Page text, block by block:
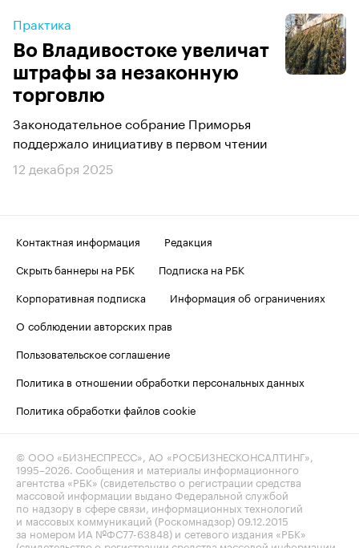
Практика
Во Владивостоке увеличат
штрафы за незаконную
торговлю
Законодательное собрание Приморья
поддержало инициативу в первом чтении
12 декабря 2025
Контактная информация
Редакция
Скрыть баннеры на РБК
Подписка на РБК
Корпоративная подписка
Информация об ограничениях
О соблюдении авторских прав
Пользовательское соглашение
Политика в отношении обработки персональных данных
Политика обработки файлов cookie
© ООО «БИЗНЕСПРЕСС», АО «РОСБИЗНЕСКОНСАЛТИНГ»,
1995–2026. Сообщения и материалы информационного
агентства «РБК» (свидетельство о регистрации средства
массовой информации выдано Федеральной службой
по надзору в сфере связи, информационных технологий
и массовых коммуникаций (Роскомнадзор) 09.12.2015
за номером ИА №ФС77-63848) и сетевого издания «РБК»